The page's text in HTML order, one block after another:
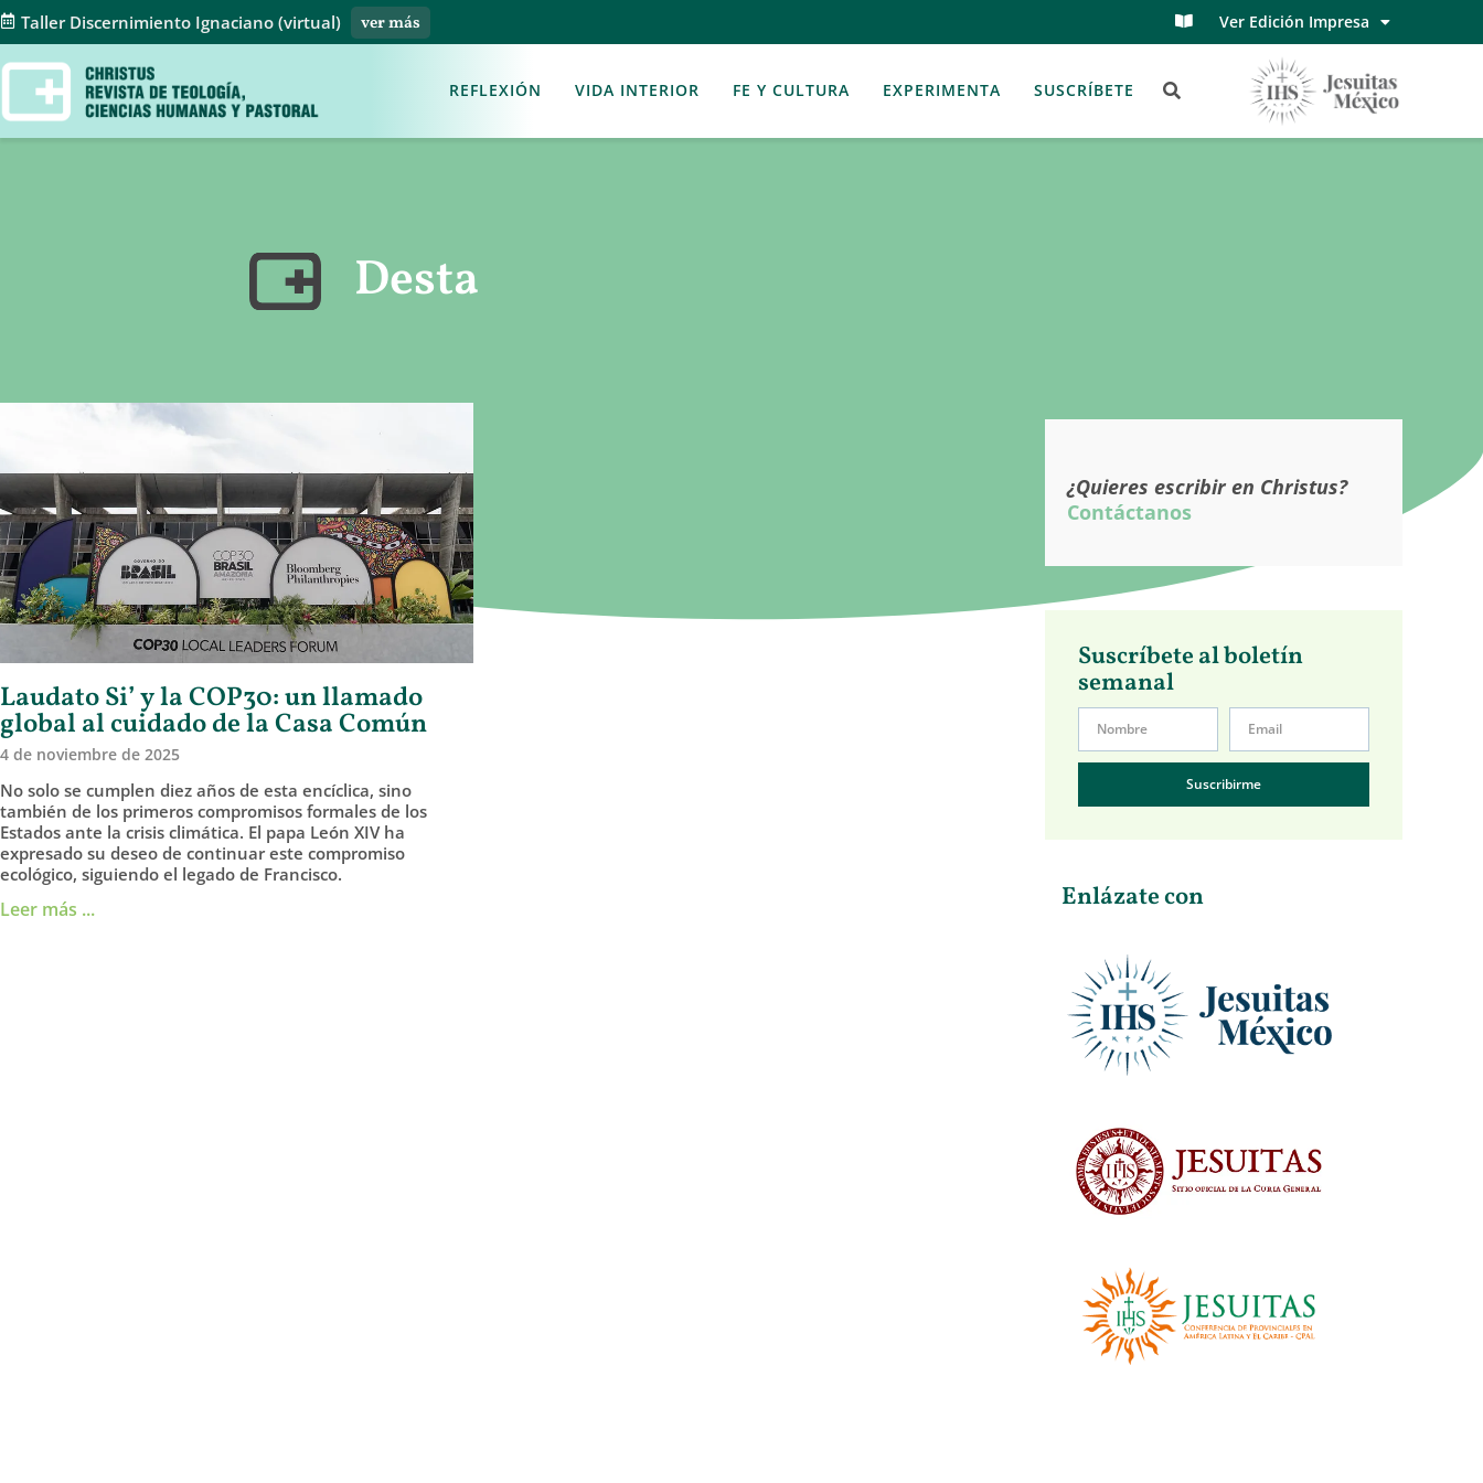
Taller Discernimiento Ignaciano (virtual) ver más Ver Edición Impresa
REFLEXIÓN VIDA INTERIOR FE Y CULTURA EXPERIMENTA SUSCRÍBETE
Desta
Laudato Si’ y la COP30: un llamado
global al cuidado de la Casa Común
4 de noviembre de 2025
No solo se cumplen diez años de esta encíclica, sino
también de los primeros compromisos formales de los
Estados ante la crisis climática. El papa León XIV ha
expresado su deseo de continuar este compromiso
ecológico, siguiendo el legado de Francisco.
Leer más ...
¿Quieres escribir en Christus?
Contáctanos
Suscríbete al boletín
semanal
Suscribirme
Enlázate con